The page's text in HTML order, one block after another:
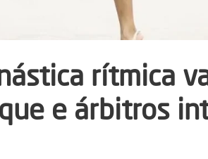
rítmica
e árbitros